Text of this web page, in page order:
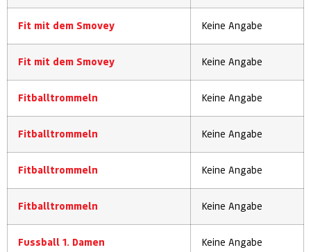
Fit mit dem Smovey Keine Angabe
Fit mit dem Smovey Keine Angabe
Fitballtrommeln Keine Angabe
Fitballtrommeln Keine Angabe
Fitballtrommeln Keine Angabe
Fitballtrommeln Keine Angabe
Fussball 1. Damen Keine Angabe